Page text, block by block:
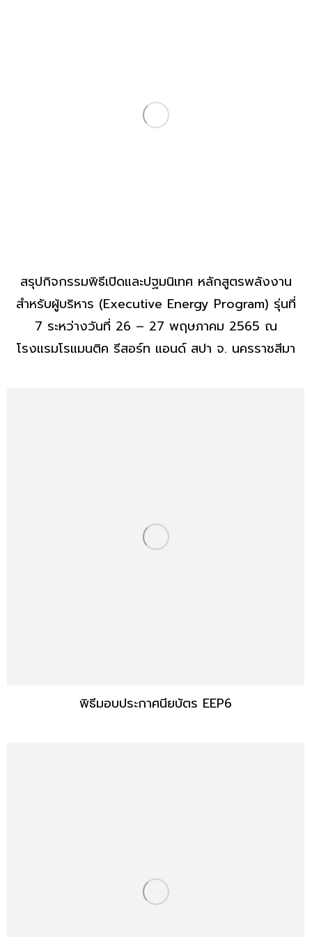
สรุปกิจกรรมพิธีเปิดและปฐมนิเทศ หลักสูตรพลังงาน
สำหรับผู้บริหาร (Executive Energy Program) รุ่นที่
7 ระหว่างวันที่ 26 – 27 พฤษภาคม 2565 ณ
โรงแรมโรแมนติค รีสอร์ท แอนด์ สปา จ. นครราชสีมา
พิธีมอบประกาศนียบัตร EEP6